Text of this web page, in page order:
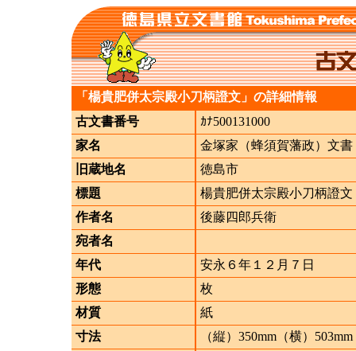
「楊貴肥併太宗殿小刀柄證文」の詳細情報
古文書番号
ｶﾅ500131000
家名
金塚家（蜂須賀藩政）文書
旧蔵地名
徳島市
標題
楊貴肥併太宗殿小刀柄證文
作者名
後藤四郎兵衛
宛者名
年代
安永６年１２月７日
形態
枚
材質
紙
寸法
（縦）350mm（横）503mm